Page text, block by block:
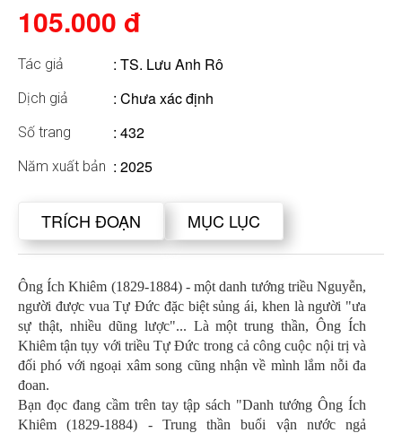
105.000 đ
Tác giả : TS. Lưu Anh Rô
Dịch giả : Chưa xác định
Số trang : 432
Năm xuất bản : 2025
TRÍCH ĐOẠN MỤC LỤC
Ông Ích Khiêm (1829-1884) - một danh tướng triều Nguyễn,
người được vua Tự Đức đặc biệt sủng ái, khen là người "ưa
sự thật, nhiều dũng lược"... Là một trung thần, Ông Ích
Khiêm tận tụy với triều Tự Đức trong cả công cuộc nội trị và
đối phó với ngoại xâm song cũng nhận về mình lắm nỗi đa
đoan.
Bạn đọc đang cầm trên tay tập sách "Danh tướng Ông Ích
Khiêm (1829-1884) - Trung thần buổi vận nước ngả